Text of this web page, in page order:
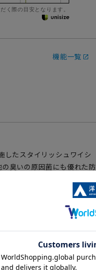
く際の目安となります。
機能一覧
たスタイリッシュワイシ
臭いの原因菌にも優れた防
デザインのアクセント
アイロンがけも簡単です。
を抑え、防臭が可能。従来
発汗に加え、精神性発汗に